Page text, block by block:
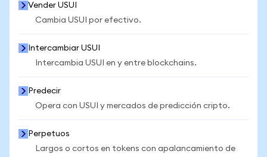
Vender USUI
Cambia USUI por efectivo.
Intercambiar USUI
Intercambia USUI en y entre blockchains.
Predecir
Opera con USUI y mercados de predicción cripto.
Perpetuos
Largos o cortos en tokens con apalancamiento de